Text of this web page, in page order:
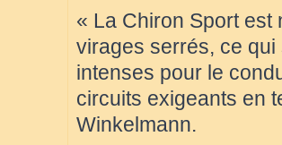
« La Chiron Sport est
virages serrés, ce
intenses pour le
circuits exigeants en
Winkelmann.